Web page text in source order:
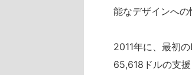
能なデザインへの
2011年に、最初
65,618ドルの支